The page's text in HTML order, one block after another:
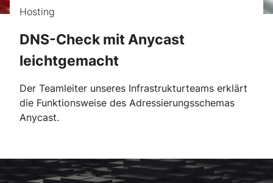
Hosting
DNS-Check mit Anycast
leichtgemacht
Der Teamleiter unseres Infrastrukturteams erklärt
die Funktionsweise des Adressierungsschemas
Anycast.